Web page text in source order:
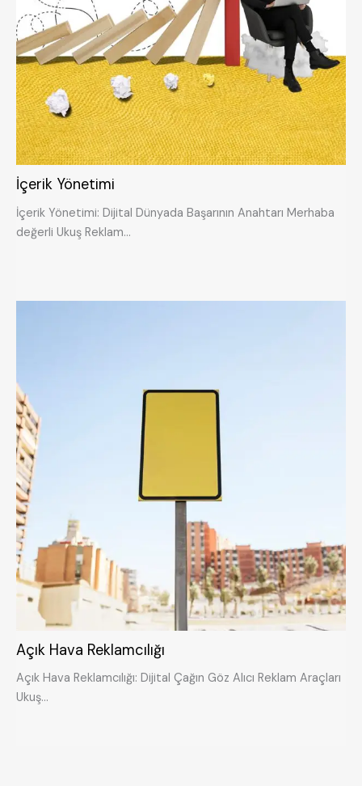
İçerik Yönetimi
İçerik Yönetimi: Dijital Dünyada Başarının Anahtarı Merhaba
değerli Ukuş Reklam…
Açık Hava Reklamcılığı
Açık Hava Reklamcılığı: Dijital Çağın Göz Alıcı Reklam Araçları
Ukuş…